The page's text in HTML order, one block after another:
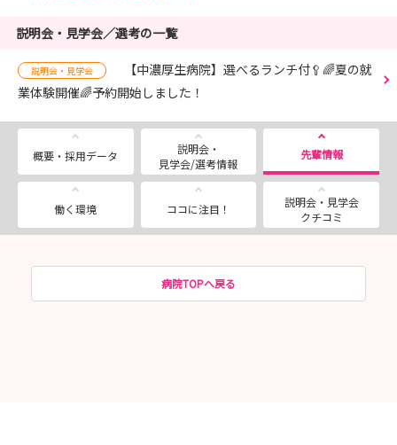
説明会・見学会／選考の一覧
説明会・見学会
【中濃厚生病院】選べるランチ付🥄🌈夏の就
業体験開催🌈予約開始しました！
概要・採用データ
説明会・
見学会/選考情報
先輩情報
働く環境 ココに注目！
説明会・見学会
クチコミ
病院TOPへ戻る